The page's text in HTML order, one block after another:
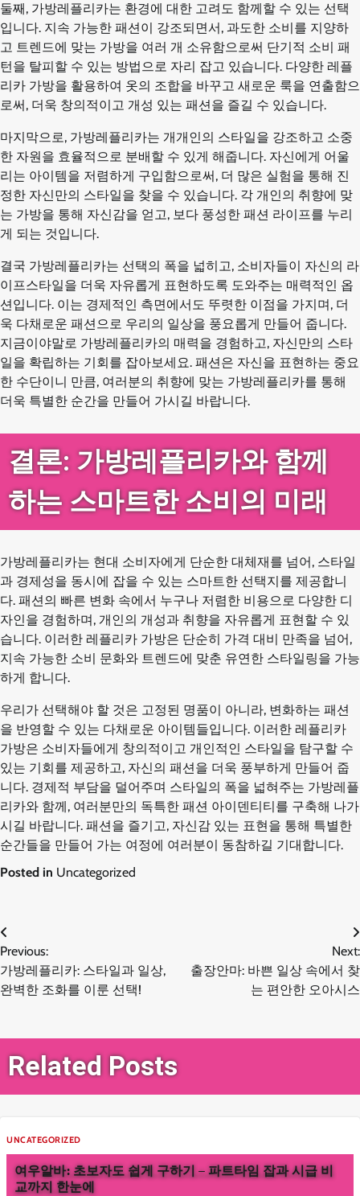
둘째, 가방레플리카는 환경에 대한 고려도 함께할 수 있는 선택
입니다. 지속 가능한 패션이 강조되면서, 과도한 소비를 지양하
고 트렌드에 맞는 가방을 여러 개 소유함으로써 단기적 소비 패
턴을 탈피할 수 있는 방법으로 자리 잡고 있습니다. 다양한 레플
리카 가방을 활용하여 옷의 조합을 바꾸고 새로운 룩을 연출함으
로써, 더욱 창의적이고 개성 있는 패션을 즐길 수 있습니다.
마지막으로, 가방레플리카는 개개인의 스타일을 강조하고 소중
한 자원을 효율적으로 분배할 수 있게 해줍니다. 자신에게 어울
리는 아이템을 저렴하게 구입함으로써, 더 많은 실험을 통해 진
정한 자신만의 스타일을 찾을 수 있습니다. 각 개인의 취향에 맞
는 가방을 통해 자신감을 얻고, 보다 풍성한 패션 라이프를 누리
게 되는 것입니다.
결국 가방레플리카는 선택의 폭을 넓히고, 소비자들이 자신의 라
이프스타일을 더욱 자유롭게 표현하도록 도와주는 매력적인 옵
션입니다. 이는 경제적인 측면에서도 뚜렷한 이점을 가지며, 더
욱 다채로운 패션으로 우리의 일상을 풍요롭게 만들어 줍니다.
지금이야말로 가방레플리카의 매력을 경험하고, 자신만의 스타
일을 확립하는 기회를 잡아보세요. 패션은 자신을 표현하는 중요
한 수단이니 만큼, 여러분의 취향에 맞는 가방레플리카를 통해
더욱 특별한 순간을 만들어 가시길 바랍니다.
결론: 가방레플리카와 함께
하는 스마트한 소비의 미래
가방레플리카는 현대 소비자에게 단순한 대체재를 넘어, 스타일
과 경제성을 동시에 잡을 수 있는 스마트한 선택지를 제공합니
다. 패션의 빠른 변화 속에서 누구나 저렴한 비용으로 다양한 디
자인을 경험하며, 개인의 개성과 취향을 자유롭게 표현할 수 있
습니다. 이러한 레플리카 가방은 단순히 가격 대비 만족을 넘어,
지속 가능한 소비 문화와 트렌드에 맞춘 유연한 스타일링을 가능
하게 합니다.
우리가 선택해야 할 것은 고정된 명품이 아니라, 변화하는 패션
을 반영할 수 있는 다채로운 아이템들입니다. 이러한 레플리카
가방은 소비자들에게 창의적이고 개인적인 스타일을 탐구할 수
있는 기회를 제공하고, 자신의 패션을 더욱 풍부하게 만들어 줍
니다. 경제적 부담을 덜어주며 스타일의 폭을 넓혀주는 가방레플
리카와 함께, 여러분만의 독특한 패션 아이덴티티를 구축해 나가
시길 바랍니다. 패션을 즐기고, 자신감 있는 표현을 통해 특별한
순간들을 만들어 가는 여정에 여러분이 동참하길 기대합니다.
Posted in Uncategorized
글
탐
색
Previous:
가방레플리카: 스타일과 일상,
완벽한 조화를 이룬 선택!
Next:
출장안마: 바쁜 일상 속에서 찾
는 편안한 오아시스
Related Posts
UNCATEGORIZED
여우알바: 초보자도 쉽게 구하기 – 파트타임 잡과 시급 비
교까지 한눈에